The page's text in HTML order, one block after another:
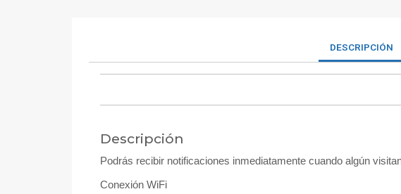
DESCRIPCIÓN
Descripción
Podrás recibir notificaciones inmediatamente cuando algún
Conexión WiFi